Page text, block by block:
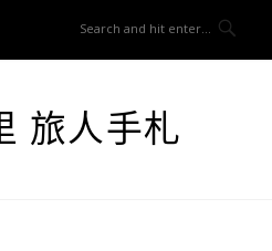
旅人手札